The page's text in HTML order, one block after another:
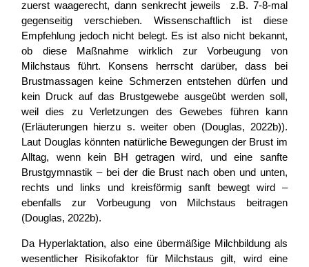
zuerst waagerecht, dann senkrecht jeweils z.B. 7-8-mal
gegenseitig verschieben. Wissenschaftlich ist diese
Empfehlung jedoch nicht belegt. Es ist also nicht bekannt,
ob diese Maßnahme wirklich zur Vorbeugung von
Milchstaus führt. Konsens herrscht darüber, dass bei
Brustmassagen keine Schmerzen entstehen dürfen und
kein Druck auf das Brustgewebe ausgeübt werden soll,
weil dies zu Verletzungen des Gewebes führen kann
(Erläuterungen hierzu s. weiter oben (Douglas, 2022b)).
Laut Douglas könnten natürliche Bewegungen der Brust im
Alltag, wenn kein BH getragen wird, und eine sanfte
Brustgymnastik – bei der die Brust nach oben und unten,
rechts und links und kreisförmig sanft bewegt wird –
ebenfalls zur Vorbeugung von Milchstaus beitragen
(Douglas, 2022b).
Da Hyperlaktation, also eine übermäßige Milchbildung als
wesentlicher Risikofaktor für Milchstaus gilt, wird eine